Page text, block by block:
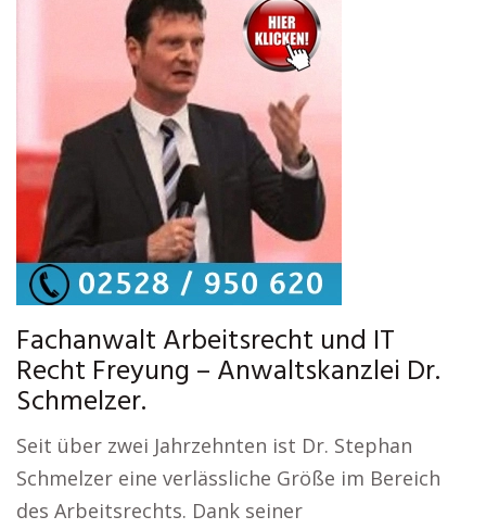
Fachanwalt Arbeitsrecht und IT
Recht Freyung – Anwaltskanzlei Dr.
Schmelzer.
Seit über zwei Jahrzehnten ist Dr. Stephan
Schmelzer eine verlässliche Größe im Bereich
des Arbeitsrechts. Dank seiner